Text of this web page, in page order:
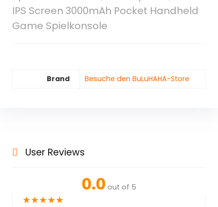
IPS Screen 3000mAh Pocket Handheld
Game Spielkonsole
Brand Besuche den BuLuHAHA-Store
User Reviews
0.0 out of 5
★★★★★